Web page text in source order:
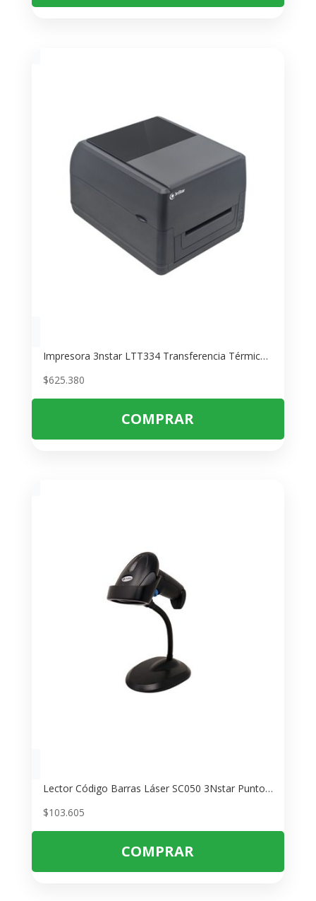
Impresora 3nstar LTT334 Transferencia Térmica – Ideal para Etiquetado Profesional
$625.380
COMPRAR
Lector Código Barras Láser SC050 3Nstar Punto Venta USB
$103.605
COMPRAR